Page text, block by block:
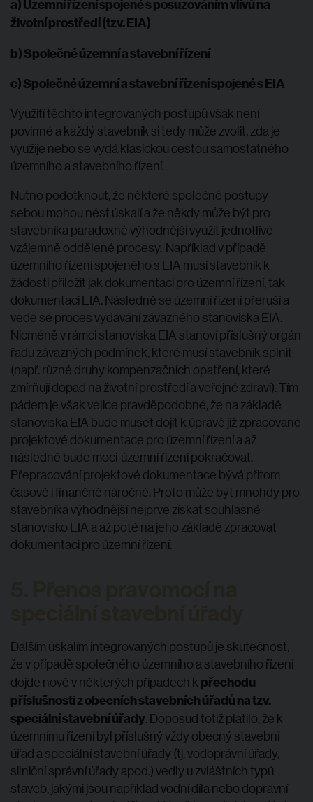
a) Územní řízení spojené s posuzováním vlivů na
životní prostředí (tzv. EIA)
b) Společné územní a stavební řízení
c) Společné územní a stavební řízení spojené s EIA
Využití těchto integrovaných postupů však není
povinné a každý stavebník si tedy může zvolit, zda je
využije nebo se vydá klasickou cestou samostatného
územního a stavebního řízení.
Nutno podotknout, že některé společné postupy
sebou mohou nést úskalí a že někdy může být pro
stavebníka paradoxně výhodnější využít jednotlivé
vzájemně oddělené procesy. Například v případě
územního řízení spojeného s EIA musí stavebník k
žádosti přiložit jak dokumentaci pro územní řízení, tak
dokumentaci EIA. Následně se územní řízení přeruší a
vede se proces vydávání závazného stanoviska EIA.
Nicméně v rámci stanoviska EIA stanoví příslušný orgán
řadu závazných podmínek, které musí stavebník splnit
(např. různé druhy kompenzačních opatření, které
zmírňují dopad na životní prostředí a veřejné zdraví). Tím
pádem je však velice pravděpodobné, že na základě
stanoviska EIA bude muset dojít k úpravě již zpracované
projektové dokumentace pro územní řízení a až
následně bude moci územní řízení pokračovat.
Přepracování projektové dokumentace bývá přitom
časově i finančně náročné. Proto může být mnohdy pro
stavebníka výhodnější nejprve získat souhlasné
stanovisko EIA a až poté na jeho základě zpracovat
dokumentaci pro územní řízení.
Dalším úskalím integrovaných postupů je skutečnost,
že v případě společného územního a stavebního řízení
dojde nově v některých případech k přechodu
příslušnosti z obecních stavebních úřadů na tzv.
speciální stavební úřady. Doposud totiž platilo, že k
územnímu řízení byl příslušný vždy obecný stavební
úřad a speciální stavební úřady (tj. vodoprávní úřady,
silniční správní úřady apod.) vedly u zvláštních typů
staveb, jakými jsou například vodní díla nebo dopravní